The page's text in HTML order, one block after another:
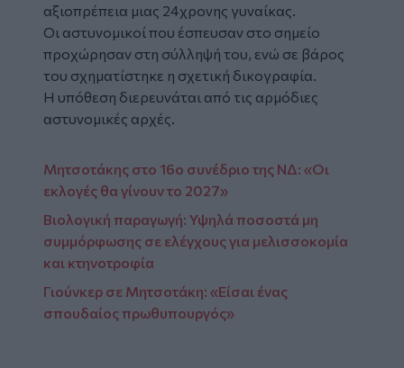
αξιοπρέπεια μιας 24χρονης γυναίκας.
Οι αστυνομικοί που έσπευσαν στο σημείο
προχώρησαν στη σύλληψή του, ενώ σε βάρος
του σχηματίστηκε η σχετική δικογραφία.
Η υπόθεση διερευνάται από τις αρμόδιες
αστυνομικές αρχές.
Μητσοτάκης στο 16ο συνέδριο της ΝΔ: «Οι
εκλογές θα γίνουν το 2027»
Βιολογική παραγωγή: Υψηλά ποσοστά μη
συμμόρφωσης σε ελέγχους για μελισσοκομία
και κτηνοτροφία
Γιούνκερ σε Μητσοτάκη: «Είσαι ένας
σπουδαίος πρωθυπουργός»